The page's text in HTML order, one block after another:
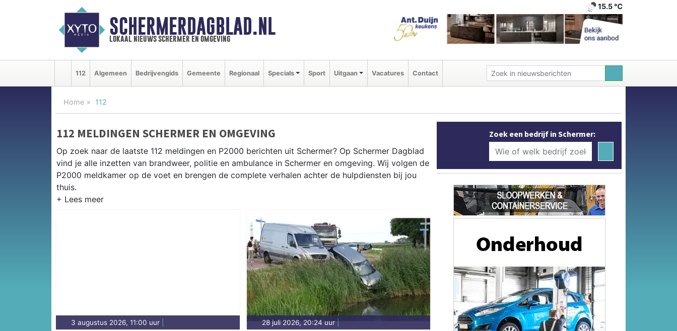
SCHERMERDAGBLAD.NL
lokaal nieuws schermer en omgeving
15.5 ℃
112 Algemeen Bedrijvengids Gemeente Regionaal Specials Sport Uitgaan Vacatures Contact
Home 112
112 MELDINGEN SCHERMER EN OMGEVING
Op zoek naar de laatste 112 meldingen en P2000 berichten uit Schermer? Op Schermer Dagblad
vind je alle inzetten van brandweer, politie en ambulance in Schermer en omgeving. Wij volgen de
P2000 meldkamer op de voet en brengen de complete verhalen achter de hulpdiensten bij jou
thuis.
Van incidenten op de N242 en de Schermerweg tot meldingen in de Schermer-polder, Driehuizen,
Schermerhorn en langs het Noord-Hollands Kanaal — wij brengen het nieuws.
3 augustus 2026, 11:00 uur 28 juli 2026, 20:24 uur|
Zoek een bedrijf in Schermer: